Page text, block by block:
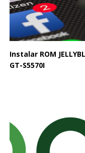
Instalar ROM
GT-S5570I